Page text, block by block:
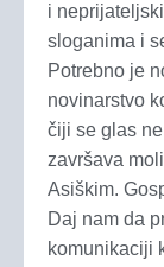
i
sloganima i
Potrebno je
novinarstvo
čiji se glas
završava
Asiškim.
Daj nam da
komunikaciji